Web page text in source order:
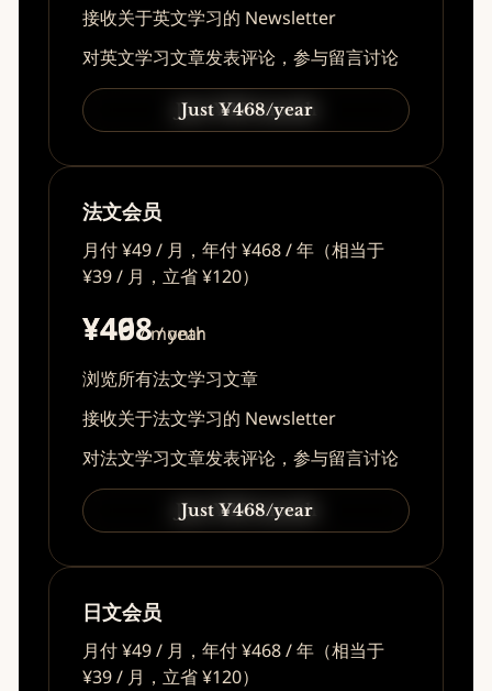
接收关于英文学习的 Newsletter
对英文学习文章发表评论，参与留言讨论
Just ¥49/month
Just ¥468/year
法文会员
月付 ¥49 / 月，年付 ¥468 / 年（相当于
¥39 / 月，立省 ¥120）
¥49/ month
¥468/ year
浏览所有法文学习文章
接收关于法文学习的 Newsletter
对法文学习文章发表评论，参与留言讨论
Just ¥49/month
Just ¥468/year
日文会员
月付 ¥49 / 月，年付 ¥468 / 年（相当于
¥39 / 月，立省 ¥120）